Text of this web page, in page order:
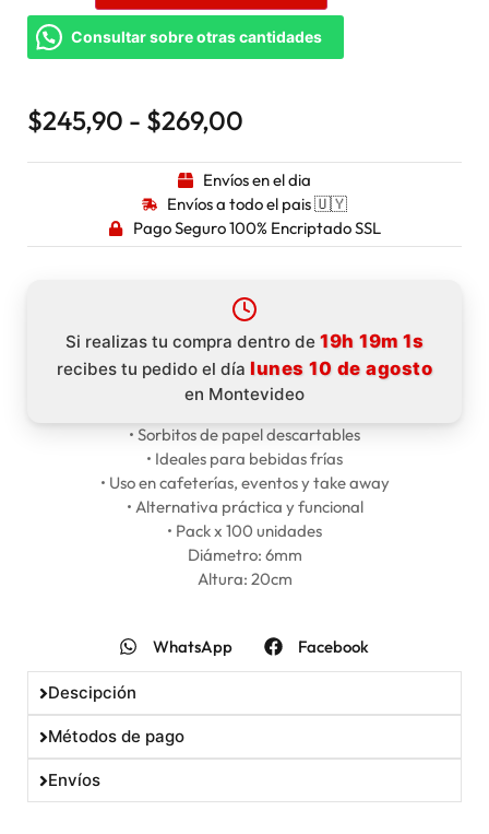
Consultar sobre otras cantidades
$245,90 - $269,00
Envíos en el dia
Envíos a todo el pais 🇺🇾
Pago Seguro 100% Encriptado SSL
Si realizas tu compra dentro de 19h 19m 0s
recibes tu pedido el día lunes 10 de agosto
en Montevideo
• Sorbitos de papel descartables
• Ideales para bebidas frías
• Uso en cafeterías, eventos y take away
• Alternativa práctica y funcional
• Pack x 100 unidades
Diámetro: 6mm
Altura: 20cm
WhatsApp Facebook
Descipción
Métodos de pago
Envíos